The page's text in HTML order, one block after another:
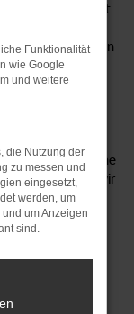
lebt, sichert
Fahrzeug hat
seine besonderen
in der
Autohaus
nach
bietet seither eine
Dadurch, dass wir
bieten,
dass Ihr Škoda
Sie uns an und
Funktionalität
wie Google
und weitere
die Nutzung der
zu messen und
eingesetzt,
werden, um
um Anzeigen
sind.